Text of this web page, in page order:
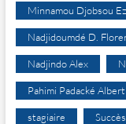
Minnamou Djobsou
Nadjidoumdé D.
Nadjindo Alex
Pahimi Padacké Albert
stagiaire